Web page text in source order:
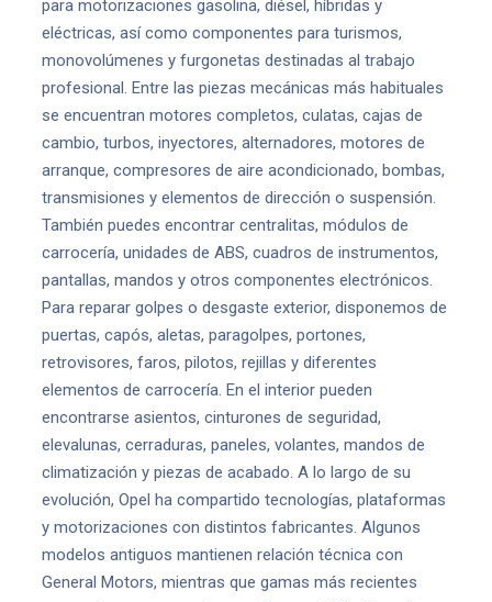
para motorizaciones gasolina, diésel, híbridas y
eléctricas, así como componentes para turismos,
monovolúmenes y furgonetas destinadas al trabajo
profesional. Entre las piezas mecánicas más habituales
se encuentran motores completos, culatas, cajas de
cambio, turbos, inyectores, alternadores, motores de
arranque, compresores de aire acondicionado, bombas,
transmisiones y elementos de dirección o suspensión.
También puedes encontrar centralitas, módulos de
carrocería, unidades de ABS, cuadros de instrumentos,
pantallas, mandos y otros componentes electrónicos.
Para reparar golpes o desgaste exterior, disponemos de
puertas, capós, aletas, paragolpes, portones,
retrovisores, faros, pilotos, rejillas y diferentes
elementos de carrocería. En el interior pueden
encontrarse asientos, cinturones de seguridad,
elevalunas, cerraduras, paneles, volantes, mandos de
climatización y piezas de acabado. A lo largo de su
evolución, Opel ha compartido tecnologías, plataformas
y motorizaciones con distintos fabricantes. Algunos
modelos antiguos mantienen relación técnica con
General Motors, mientras que gamas más recientes